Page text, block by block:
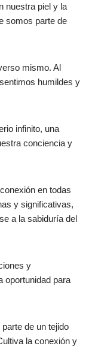
nuestra piel y la
somos parte de
mismo. Al
humildes y
infinito, una
conciencia y
en todas
y significativas,
a la sabiduría del
y
oportunidad para
de un tejido
la conexión y